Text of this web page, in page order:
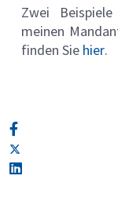
Zwei
meinen
finden Sie hier.